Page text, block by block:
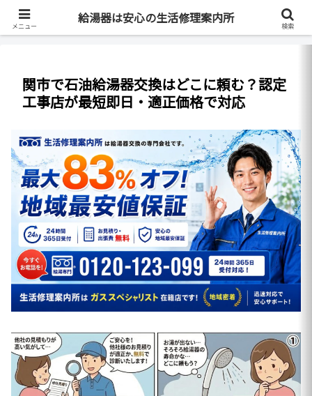
最短即日・全国対応・最大83%OFF
関市で石油給湯器交換はどこに頼む？認定
工事店が最短即日・適正価格で対応
メニュー
給湯器は安心の生活修理案内所
検索